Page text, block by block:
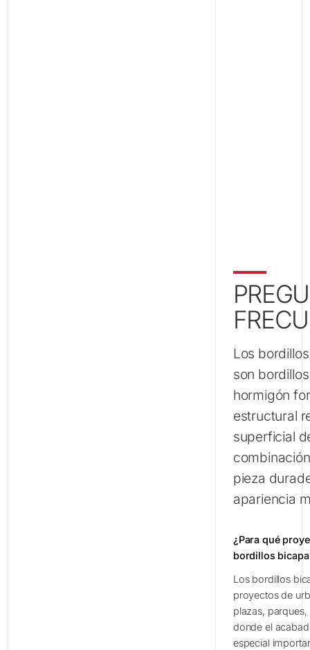
Los
son
hormigón
estructural
superficial
pieza
apariencia
¿Para qué
bordillos
Los bordillos
proyectos de
plazas,
donde el
especial